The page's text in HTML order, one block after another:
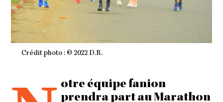
Crédit photo : © 2022 D.R.
otre équipe fanion
prendra part au Marathon